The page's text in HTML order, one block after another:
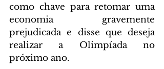
como chave para retomar uma
economia gravemente
prejudicada e disse que deseja
realizar a Olimpíada no
próximo ano.